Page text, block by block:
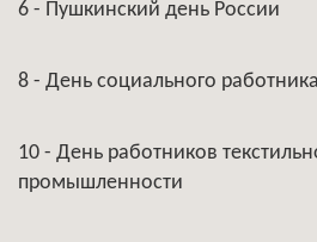
6 - Пушкинский день России
8 - День социального работника
10 - День работников
промышленности